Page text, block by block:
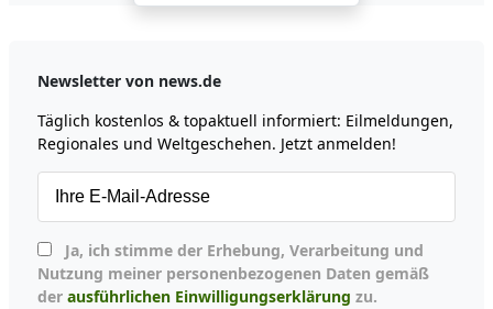
Newsletter von news.de
Täglich kostenlos & topaktuell informiert: Eilmeldungen,
Regionales und Weltgeschehen. Jetzt anmelden!
Nutzung meiner personenbezogenen Daten gemäß
der ausführlichen Einwilligungserklärung zu.